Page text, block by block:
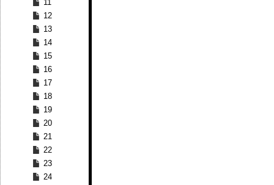
11
12
13
14
15
16
17
18
19
20
21
22
23
24